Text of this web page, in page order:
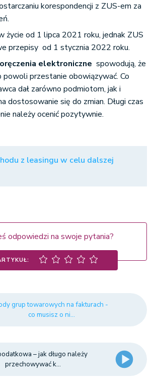
korespondencji z ZUS-em za
życie od 1 lipca 2021 roku, jednak ZUS
przepisy od 1 stycznia 2022 roku.
elektroniczne spowodują, że
powoli przestanie obowiązywać. Co
dał zarówno podmiotom, jak i
dostosowanie się do zmian. Długi czas
należy ocenić pozytywnie.
z leasingu w celu dalszej
odpowiedzi na swoje pytania?
grup towarowych na fakturach -
co musisz o ni...
– jak długo należy
przechowywać k...